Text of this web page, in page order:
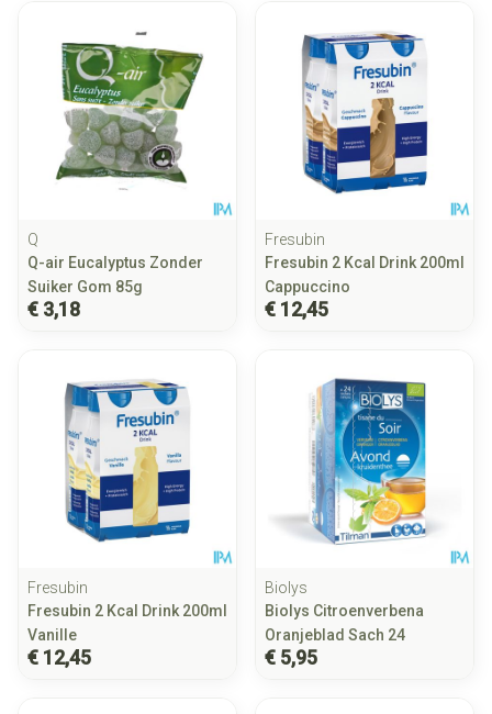
Q
Q-air Eucalyptus Zonder
Suiker Gom 85g
€ 3,18
Fresubin
Fresubin 2 Kcal Drink 200ml
Cappuccino
€ 12,45
Fresubin
Fresubin 2 Kcal Drink 200ml
Vanille
€ 12,45
Biolys
Biolys Citroenverbena
Oranjeblad Sach 24
€ 5,95